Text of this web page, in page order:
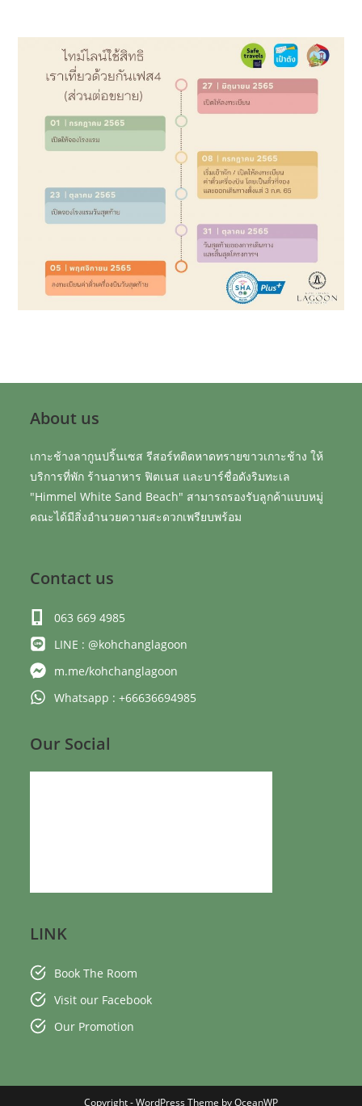
About us
เกาะช้างลากูนปริ้นเซส รีสอร์ทติดหาดทรายขาวเกาะช้าง ให้
บริการที่พัก ร้านอาหาร ฟิตเนส และบาร์ชื่อดังริมทะเล
"Himmel White Sand Beach" สามารถรองรับลูกค้าแบบหมู่
คณะได้มีสิ่งอำนวยความสะดวกเพรียบพร้อม
Contact us
063 669 4985
LINE : @kohchanglagoon
m.me/kohchanglagoon
Whatsapp : +66636694985
Our Social
LINK
Book The Room
Visit our Facebook
Our Promotion
Copyright - WordPress Theme by OceanWP